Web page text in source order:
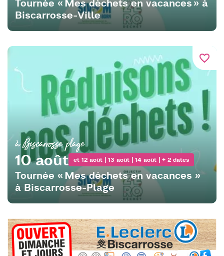
Tournée « Mes déchets en vacances » à
Biscarrosse-Ville
favorite_border
à Biscarrosse plage
10 août et 12 août | 13 août | 14 août | + 2 dates
Tournée « Mes déchets en vacances »
à Biscarrosse-Plage